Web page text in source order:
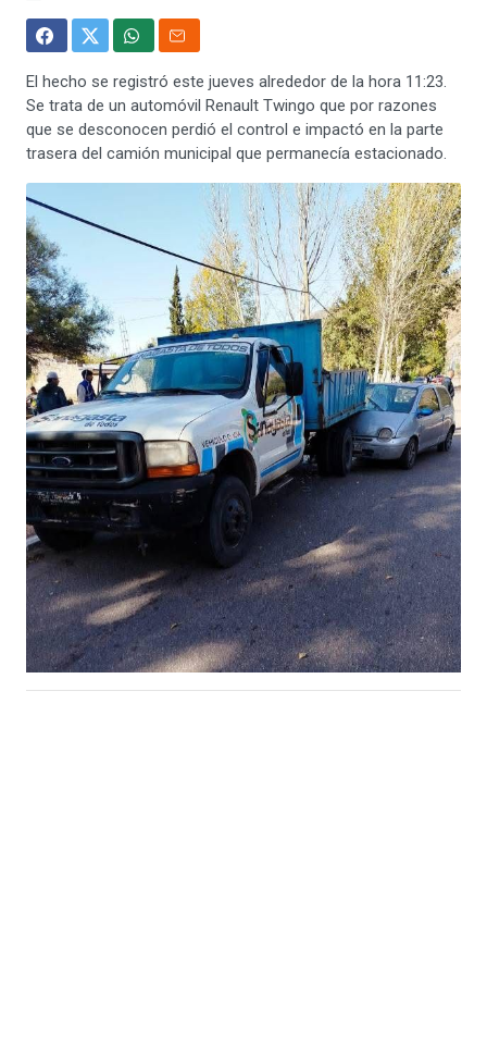
El hecho se registró este jueves alrededor de la hora 11:23.
Se trata de un automóvil Renault Twingo que por razones
que se desconocen perdió el control e impactó en la parte
trasera del camión municipal que permanecía estacionado.